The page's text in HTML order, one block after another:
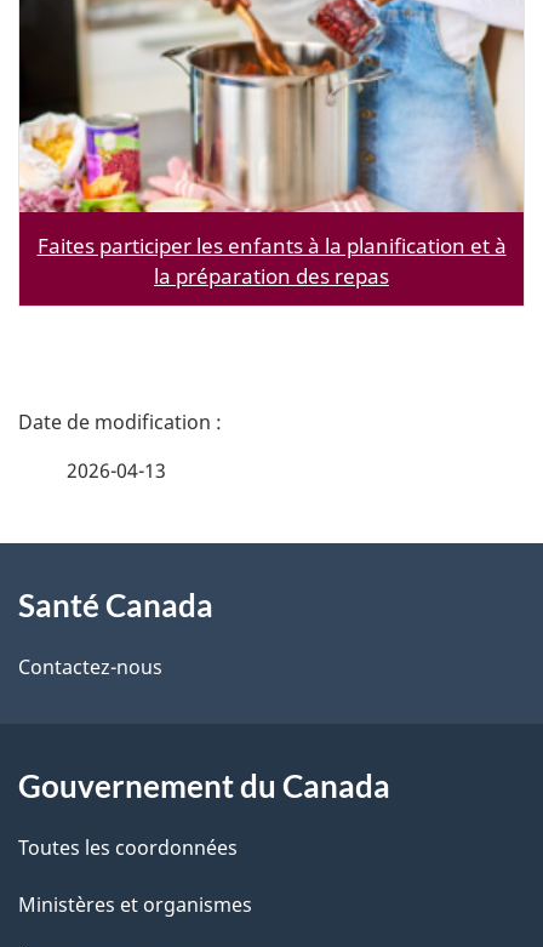
Faites participer les enfants à la planification et à
la préparation des repas
D
i
l
d
e
2026-04-13
propos
de
site
Santé Canada
Contactez-nous
Gouvernement du Canada
Toutes les coordonnées
Ministères et organismes